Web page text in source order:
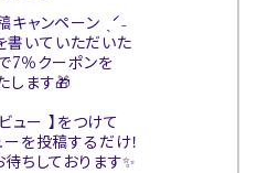
キャンペーン ˎˊ˗
書いていただいた
7％クーポンを
します🎁
ュー 】をつけて
を投稿するだけ！
ちしております✨